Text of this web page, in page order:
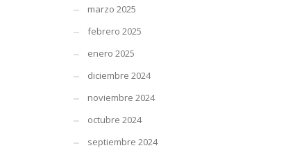
marzo 2025
febrero 2025
enero 2025
diciembre 2024
noviembre 2024
octubre 2024
septiembre 2024